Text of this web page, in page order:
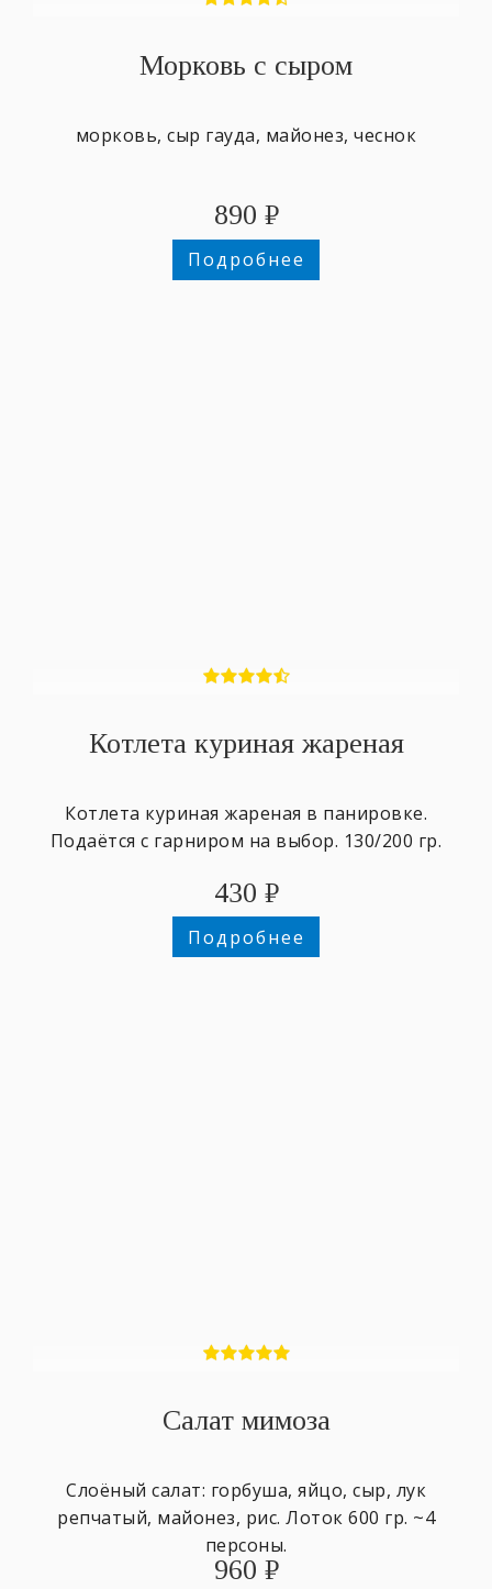
Морковь с сыром
морковь, сыр гауда, майонез, чеснок
890 ₽
Подробнее
Котлета куриная жареная
Котлета куриная жареная в панировке.
Подаётся с гарниром на выбор. 130/200 гр.
430 ₽
Подробнее
Салат мимоза
Слоёный салат: горбуша, яйцо, сыр, лук
репчатый, майонез, рис. Лоток 600 гр. ~4
персоны.
960 ₽